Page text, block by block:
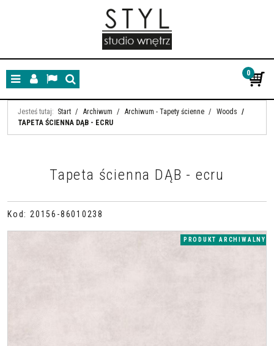
MenuPanelLangSzukaj
0
Jesteś tutaj: Start / Archiwum / Archiwum - Tapety ścienne / Woods /
TAPETA ŚCIENNA DĄB - ECRU
Tapeta ścienna DĄB - ecru
Kod : 20156-86010238
PRODUKT ARCHIWALNY